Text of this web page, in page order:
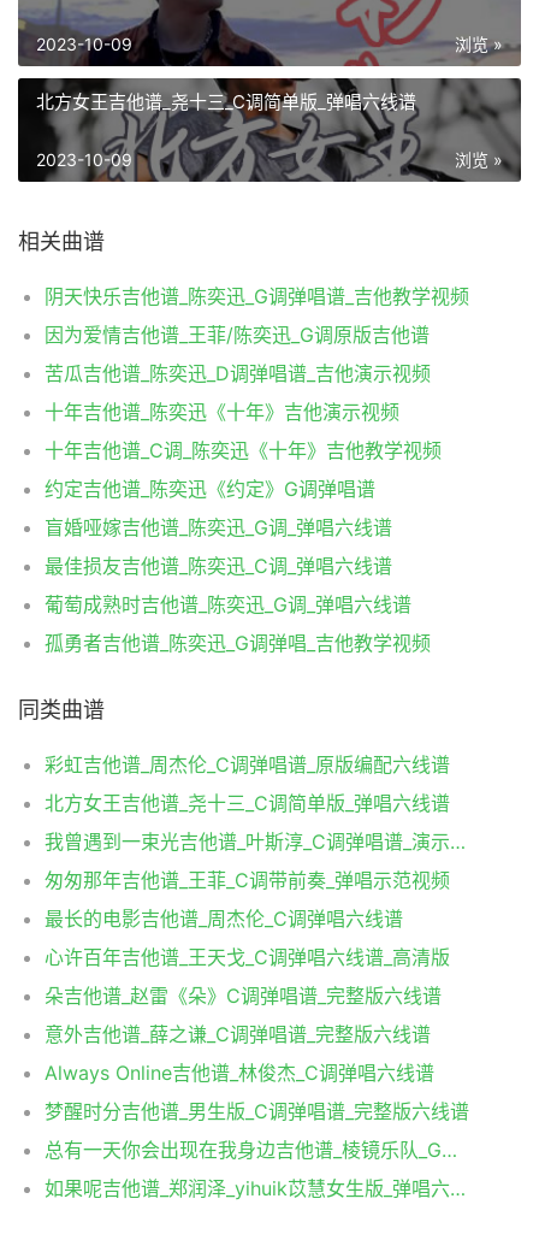
浏览 »
2023-10-09
北方女王吉他谱_尧十三_C调简单版_弹唱六线谱
浏览 »
2023-10-09
相关曲谱
阴天快乐吉他谱_陈奕迅_G调弹唱谱_吉他教学视频
因为爱情吉他谱_王菲/陈奕迅_G调原版吉他谱
苦瓜吉他谱_陈奕迅_D调弹唱谱_吉他演示视频
十年吉他谱_陈奕迅《十年》吉他演示视频
十年吉他谱_C调_陈奕迅《十年》吉他教学视频
约定吉他谱_陈奕迅《约定》G调弹唱谱
盲婚哑嫁吉他谱_陈奕迅_G调_弹唱六线谱
最佳损友吉他谱_陈奕迅_C调_弹唱六线谱
葡萄成熟时吉他谱_陈奕迅_G调_弹唱六线谱
孤勇者吉他谱_陈奕迅_G调弹唱_吉他教学视频
同类曲谱
彩虹吉他谱_周杰伦_C调弹唱谱_原版编配六线谱
北方女王吉他谱_尧十三_C调简单版_弹唱六线谱
我曾遇到一束光吉他谱_叶斯淳_C调弹唱谱_演示视频
匆匆那年吉他谱_王菲_C调带前奏_弹唱示范视频
最长的电影吉他谱_周杰伦_C调弹唱六线谱
心许百年吉他谱_王天戈_C调弹唱六线谱_高清版
朵吉他谱_赵雷《朵》C调弹唱谱_完整版六线谱
意外吉他谱_薛之谦_C调弹唱谱_完整版六线谱
Always Online吉他谱_林俊杰_C调弹唱六线谱
梦醒时分吉他谱_男生版_C调弹唱谱_完整版六线谱
总有一天你会出现在我身边吉他谱_棱镜乐队_G调弹唱六线谱
如果呢吉他谱_郑润泽_yihuik苡慧女生版_弹唱六线谱